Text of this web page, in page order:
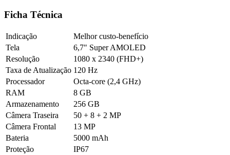
Ficha Técnica
Indicação
Melhor custo-benefício
Tela
6,7" Super AMOLED
Resolução
1080 x 2340 (FHD+)
Taxa de Atualização 120 Hz
Processador
Octa-core (2,4 GHz)
RAM
8 GB
Armazenamento
256 GB
Câmera Traseira
50 + 8 + 2 MP
Câmera Frontal
13 MP
Bateria
5000 mAh
Proteção
IP67